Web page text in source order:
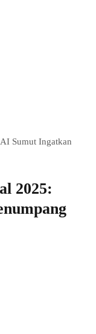
Sumut Ingatkan
2025: